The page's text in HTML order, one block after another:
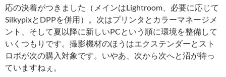
応の決着がつきました（メインはLightroom、必要に応じて
SilkypixとDPPを併用）。次はプリンタとカラーマネージメ
ント、そして夏以降に新しいPCという順に環境を整備して
いくつもりです。撮影機材のほうはエクステンダーとスト
ロボが次の購入対象です。いやあ、次から次へと沼が待っ
ていますねぇ。